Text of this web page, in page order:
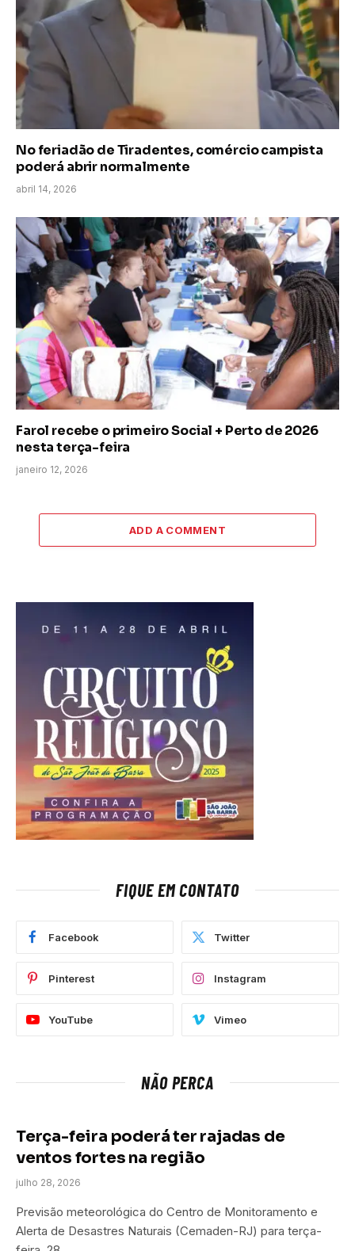
No feriadão de Tiradentes, comércio campista
poderá abrir normalmente
abril 14, 2026
Farol recebe o primeiro Social + Perto de 2026
nesta terça-feira
janeiro 12, 2026
ADD A COMMENT
FIQUE EM CONTATO
Facebook Twitter
Pinterest Instagram
YouTube Vimeo
NÃO PERCA
Terça-feira poderá ter rajadas de
ventos fortes na região
julho 28, 2026
Previsão meteorológica do Centro de Monitoramento e
Alerta de Desastres Naturais (Cemaden-RJ) para terça-